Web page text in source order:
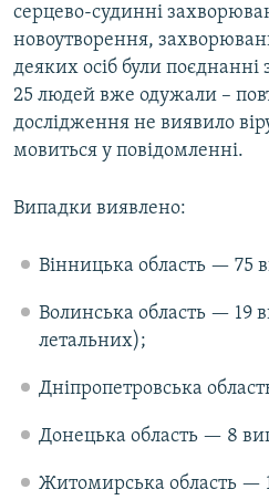
серцево-судинні
новоутворення,
деяких осіб були
25 людей вже одужали –
дослідження не виявило
мовиться у повідомленні.
Випадки виявлено:
Вінницька область — 75
Волинська область — 19
летальних);
Дніпропетровська
Донецька область — 8
Житомирська область —